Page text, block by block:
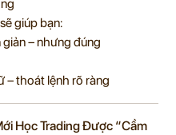
giúp bạn:
– nhưng đúng
– thoát lệnh rõ ràng
Học Trading Được “Cầm